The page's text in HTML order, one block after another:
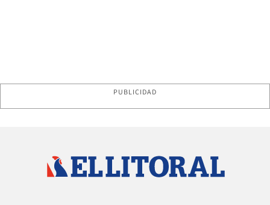
PUBLICIDAD